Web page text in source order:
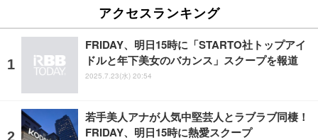
アクセスランキング
FRIDAY、明日15時に「STARTO社トップアイ
ドルと年下美女のバカンス」スクープを報道
2025.7.23(水) 20:54
若手美人アナが人気中堅芸人とラブラブ同棲！
FRIDAY、明日15時に熱愛スクープ